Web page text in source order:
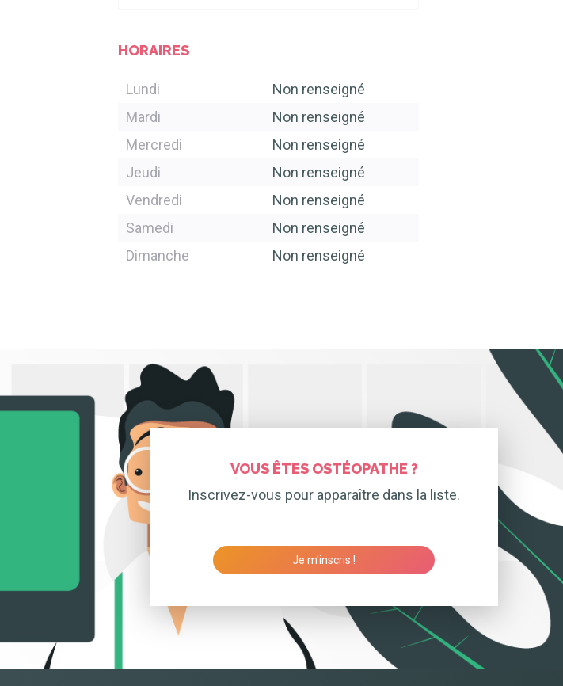
HORAIRES
Lundi
Non renseigné
Mardi
Non renseigné
Mercredi
Non renseigné
Jeudi
Non renseigné
Vendredi
Non renseigné
Samedi
Non renseigné
Dimanche
Non renseigné
VOUS ÊTES OSTÉOPATHE ?
Inscrivez-vous pour apparaître dans la liste.
Je m’inscris !